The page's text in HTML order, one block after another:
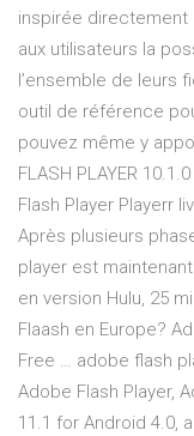
inspirée
aux utilisateurs la
l’ensemble de leurs
outil de référence
pouvez même y
FLASH PLAYER
Flash Player Playerr
Après plusieurs
player est
en version Hulu, 25
Flaash en Europe?
Free … adobe flash
Adobe Flash Player,
11.1 for Android 4.0,